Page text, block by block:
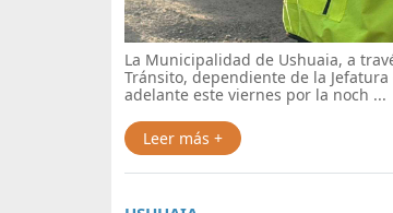
La Municipalidad de Ushuaia, a
Tránsito, dependiente de la
adelante este viernes por la noch ...
Leer más +